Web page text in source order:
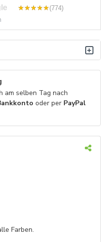
(774)
am selben Tag nach
oder per PayPal
Farben.